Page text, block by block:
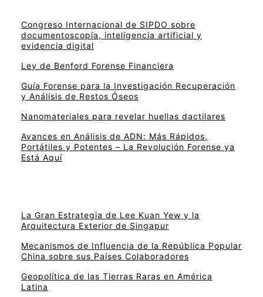
Congreso Internacional de SIPDO sobre
documentoscopía, inteligencia artificial y
evidencia digital
Ley de Benford Forense Financiera
Guía Forense para la Investigación Recuperación
y Análisis de Restos Óseos
Nanomateriales para revelar huellas dactilares
Avances en Análisis de ADN: Más Rápidos,
Portátiles y Potentes – La Revolución Forense ya
Está Aquí
La Gran Estrategia de Lee Kuan Yew y la
Arquitectura Exterior de Singapur
Mecanismos de Influencia de la República Popular
China sobre sus Países Colaboradores
Geopolítica de las Tierras Raras en América
Latina